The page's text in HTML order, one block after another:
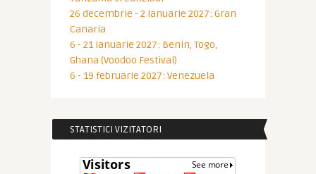
26 decembrie - 2 ianuarie 2027: Gran
Canaria
6 - 21 ianuarie 2027: Benin, Togo,
Ghana (Voodoo Festival)
6 - 19 februarie 2027: Venezuela
STATISTICI VIZITATORI